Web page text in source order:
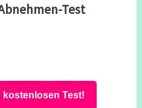
Test
kostenlosen Test!